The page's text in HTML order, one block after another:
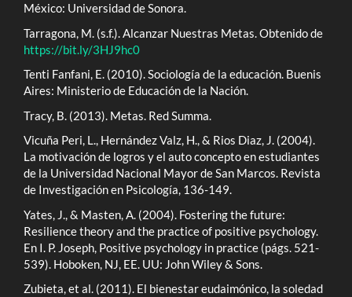
México: Universidad de Sonora.
Tarragona, M. (s.f.). Alcanzar Nuestras Metas. Obtenido de
https://bit.ly/3HJ9hc0
Tenti Fanfani, E. (2010). Sociología de la educación. Buenis
Aires: Ministerio de Educación de la Nación.
Tracy, B. (2013). Metas. Red Summa.
Vicuña Peri, L., Hernández Valz, H., & Rios Diaz, J. (2004).
La motivación de logros y el auto concepto en estudiantes
de la Universidad Nacional Mayor de San Marcos. Revista
de Investigación en Psicología, 136-149.
Yates, J., & Masten, A. (2004). Fostering the future:
Resilience theory and the practice of positive psychology.
En I. P. Joseph, Positive psychology in practice (págs. 521-
539). Hoboken, NJ, EE. UU: John Wiley & Sons.
Zubieta, et al. (2011). El bienestar eudaimónico, la soledad